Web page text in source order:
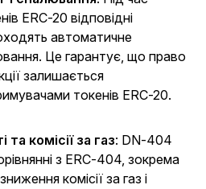
ERC-20 відповідні
автоматичне
Це гарантує, що право
залишається
токенів ERC-20.
комісії за газ: DN-404
з ERC-404, зокрема
комісії за газ і